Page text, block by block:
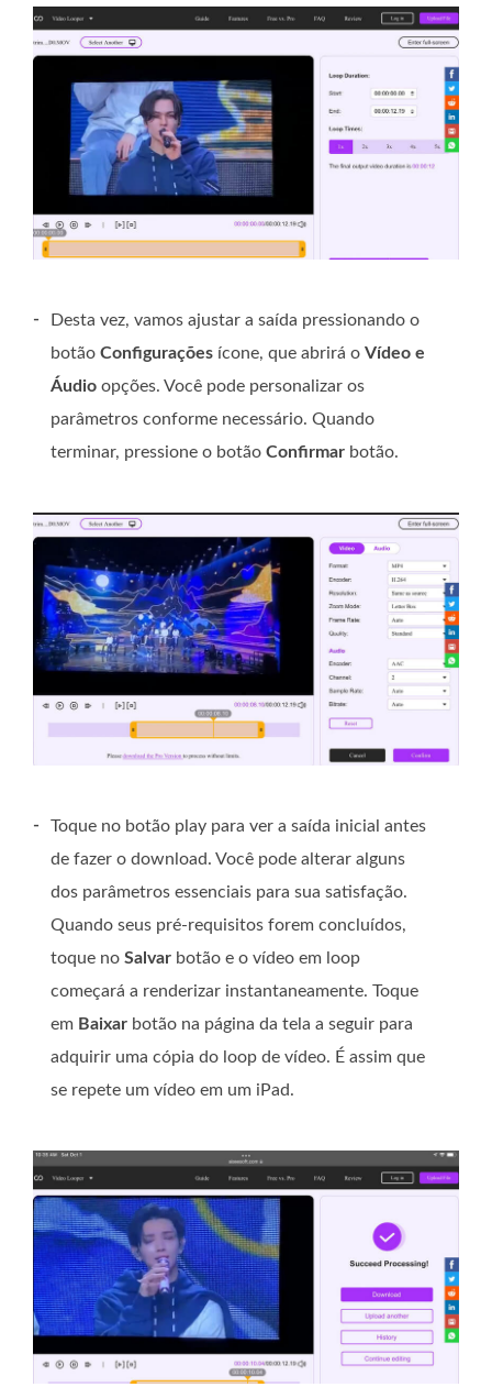
-
Desta vez, vamos ajustar a saída pressionando o
botão Configurações ícone, que abrirá o Vídeo e
Áudio opções. Você pode personalizar os
parâmetros conforme necessário. Quando
terminar, pressione o botão Confirmar botão.
-
Toque no botão play para ver a saída inicial antes
de fazer o download. Você pode alterar alguns
dos parâmetros essenciais para sua satisfação.
Quando seus pré-requisitos forem concluídos,
toque no Salvar botão e o vídeo em loop
começará a renderizar instantaneamente. Toque
em Baixar botão na página da tela a seguir para
adquirir uma cópia do loop de vídeo. É assim que
se repete um vídeo em um iPad.